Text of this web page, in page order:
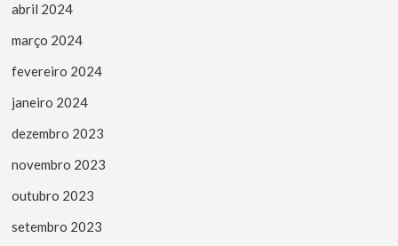
abril 2024
março 2024
fevereiro 2024
janeiro 2024
dezembro 2023
novembro 2023
outubro 2023
setembro 2023